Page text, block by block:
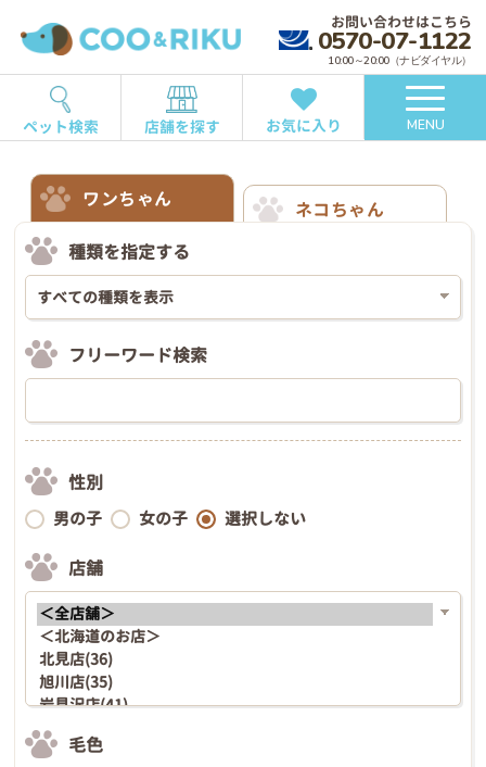
お問い合わせはこちら
0570-07-1122
10:00～20:00（ナビダイヤル）
ペット検索 店舗を探す お気に入り MENU
ワンちゃん
ネコちゃん
種類を指定する
フリーワード検索
性別
男の子 女の子 選択しない
店舗
毛色